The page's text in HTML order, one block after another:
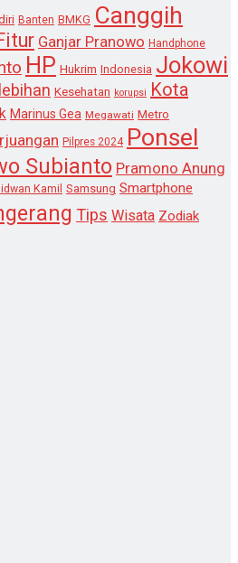
Banten BMKG Canggih
Ganjar Pranowo Handphone
HP Hukrim Indonesia Jokowi
Kesehatan korupsi Kota
Marinus Gea Megawati Metro
Pilpres 2024 Ponsel
Subianto Pramono Anung
Kamil Samsung Smartphone
Tips Wisata Zodiak